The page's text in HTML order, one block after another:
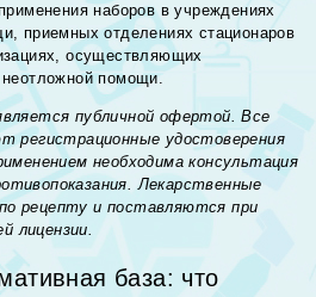
наборов в учреждениях
приемных отделениях стационаров
осуществляющих
неотложной помощи.
публичной офертой. Все
регистрационные удостоверения
необходима консультация
Лекарственные
рецепту и поставляются при
лицензии.
база: что